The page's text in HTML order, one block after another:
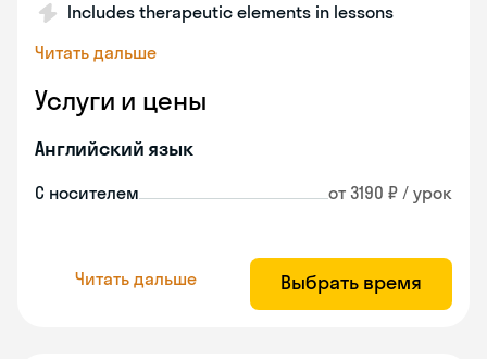
Includes therapeutic elements in lessons
Читать дальше
Услуги и цены
Английский язык
С носителем от 3190 ₽ / урок
Читать дальше Выбрать время